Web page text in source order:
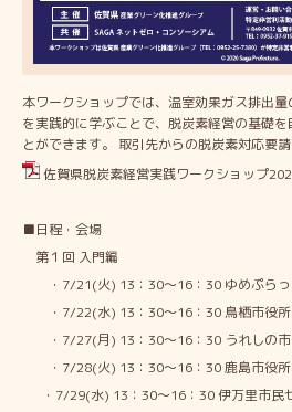
本ワークショップでは、温室効果ガス排出
を実践的に学ぶことで、脱炭素経営の基礎
とができます。 取引先からの脱炭素対応要
佐賀県脱炭素経営実践ワークショップ
■日程・会場
第１回 入門編
・7/21(火) 13：30～16：30 ゆめぷら
・7/22(水) 13：30～16：30 鳥栖市役所
・7/27(月) 13：30～16：30 うれしの市
・7/28(火) 13：30～16：30 鹿島市役所
・7/29(水) 13：30～16：30 伊万里市民